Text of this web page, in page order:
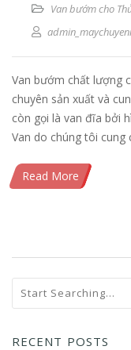
Van bướm cho
Van bướm chất lượng
chuyên sản xuất và
còn gọi là van đĩa bởi
Van do chúng tôi
Read More
RECENT POSTS